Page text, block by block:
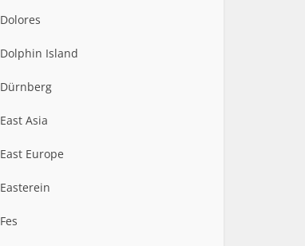
Dolores
Dolphin Island
Dürnberg
East Asia
East Europe
Easterein
Fes